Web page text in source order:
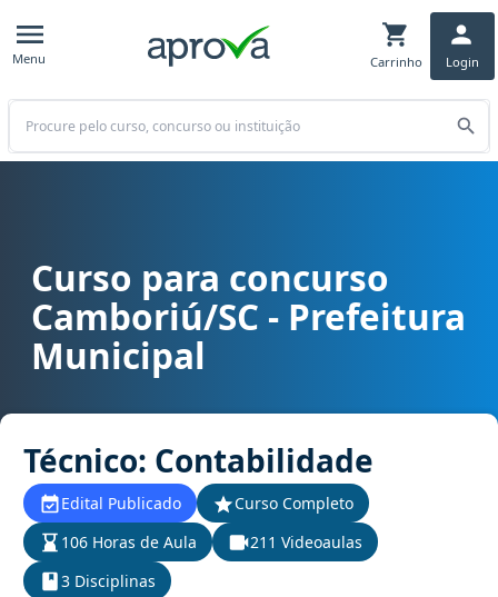
Menu Carrinho Login
Buscar
Curso para concurso Camboriú/SC - Prefeitura Municipal cargo
Curso para concurso
Camboriú/SC - Prefeitura
Municipal
Técnico: Contabilidade
Edital Publicado
Curso Completo
106 Horas de Aula
211 Videoaulas
3 Disciplinas